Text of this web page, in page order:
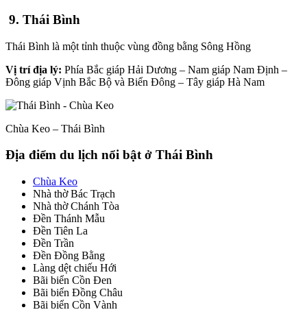
9. Thái Bình
Thái Bình là một tỉnh thuộc vùng đồng bằng Sông Hồng
Vị trí địa lý: Phía Bắc giáp Hải Dương – Nam giáp Nam Định –
Đông giáp Vịnh Bắc Bộ và Biển Đông – Tây giáp Hà Nam
Chùa Keo – Thái Bình
Địa điểm du lịch nổi bật ở Thái Bình
Chùa Keo
Nhà thờ Bác Trạch
Nhà thờ Chánh Tòa
Đền Thánh Mẫu
Đền Tiên La
Đền Trần
Đền Đồng Bằng
Làng dệt chiếu Hới
Bãi biển Cồn Đen
Bãi biển Đồng Châu
Bãi biển Cồn Vành